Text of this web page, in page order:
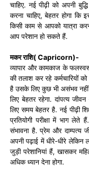
चाहिए. नई पीढ़ी को अपनी
करना चाहिए, बेहतर होगा कि
किसी काम से आपको यात्रा
आप परेशान हो सकते हैं.
मकर राशि( Capricorn)-
व्यापार और कामकाज के
की तलाश कर रहे कर्मचारियों
है उसके लिए कुछ भी असंभव नहीं
लिए बेहतर रहेगा. दांपत्य
लिए समय बेहतर है. नई पीढ़ी
प्रतियोगी परीक्षा में भाग
संभावना है. प्रेम और दाम्पत्य
अपनी पढ़ाई में धीरे-धीरे
जुड़ी परेशानियां हैं, खासकर
अधिक ध्यान देना होगा.